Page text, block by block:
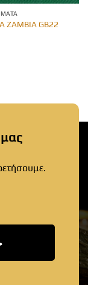
ZAMBIA GB22